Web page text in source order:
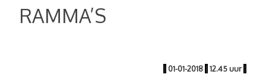
RAMMA’S
| 01-01-2018 | 12.45 uur |